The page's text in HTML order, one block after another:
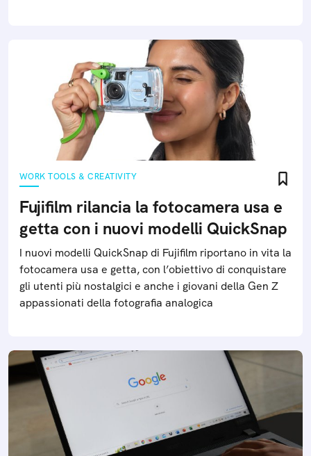
WORK TOOLS & CREATIVITY
Fujifilm rilancia la fotocamera usa e
getta con i nuovi modelli QuickSnap
I nuovi modelli QuickSnap di Fujifilm riportano in vita la
fotocamera usa e getta, con l’obiettivo di conquistare
gli utenti più nostalgici e anche i giovani della Gen Z
appassionati della fotografia analogica